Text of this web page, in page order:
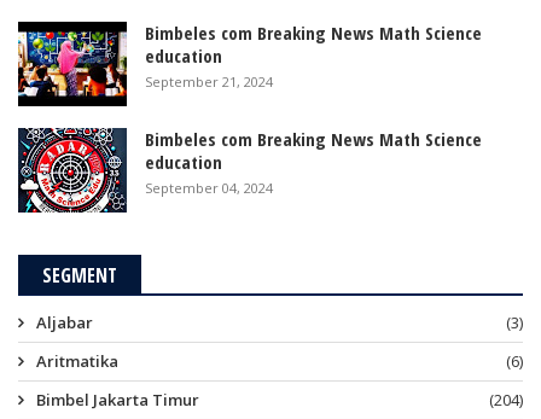
Bimbeles com Breaking News Math Science
education
September 21, 2024
Bimbeles com Breaking News Math Science
education
September 04, 2024
SEGMENT
Aljabar
(3)
Aritmatika
(6)
Bimbel Jakarta Timur
(204)